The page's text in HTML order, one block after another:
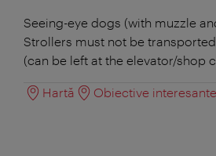
Seeing-eye dogs (with muzzle
Strollers must not be
(can be left at the elevator/shop
Hartă Obiective